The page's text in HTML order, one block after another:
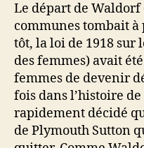
Le départ de Waldorf
communes tombait
tôt, la loi de 1918
des femmes) avait
femmes de devenir
fois dans l’histoire
rapidement décidé
de Plymouth Sutton